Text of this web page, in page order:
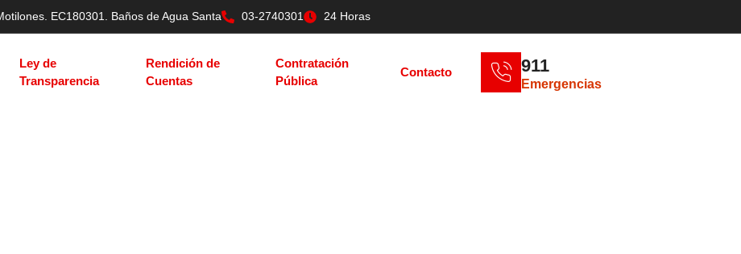
EC180301. Baños de Agua Santa 03-2740301 24 Horas
Ley de
Transparencia
Rendición de
Cuentas
Contratación
Pública
Contacto 911
Emergencias